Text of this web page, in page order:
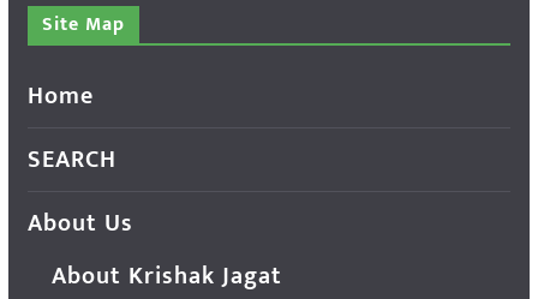
Site Map
Home
SEARCH
About Us
About Krishak Jagat